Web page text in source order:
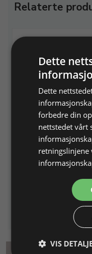
Relaterte
Foredom mikromotor
håndstykke og
omdreininger/min.
Varenr. 241020 På
Legg i
Dette
Dette
forbedre din
nettstedet vårt
retningslinjene
VIS